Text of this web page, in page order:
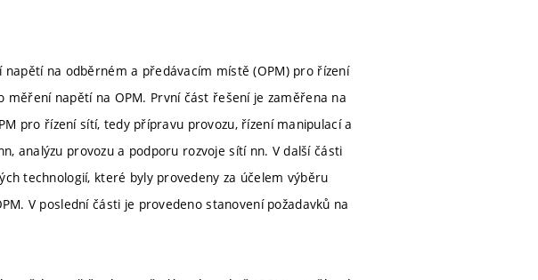
na odběrném a předávacím místě (OPM) pro řízení
napětí na OPM. První část řešení je zaměřena na
pro řízení sítí, tedy přípravu provozu, řízení manipulací a
analýzu provozu a podporu rozvoje sítí nn. V další části
technologií, které byly provedeny za účelem výběru
V poslední části je provedeno stanovení požadavků na